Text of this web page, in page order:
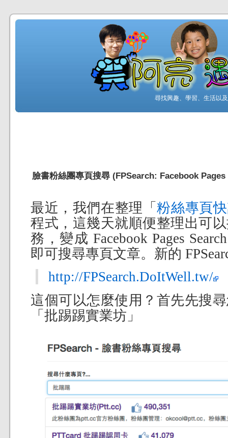
尋找興趣、學習、生活以
臉書粉絲團專頁搜尋 (FPSearch: Facebook
最近，我們在整理「粉絲專頁
程式，這幾天就順便整理出可
務，變成 Facebook Pages
即可搜尋專頁文章。新的
http://FPSearch.DoItWell.tw/
這個可以怎麼使用？首先先搜
「批踢踢實業坊」